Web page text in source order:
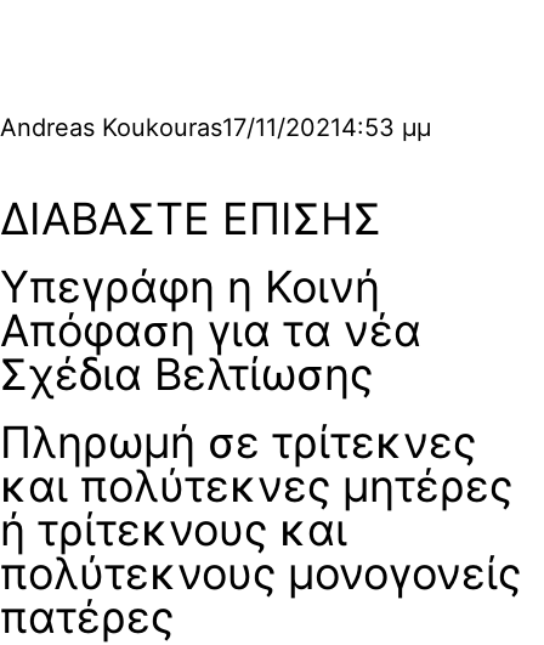
Andreas Koukouras17/11/20214:53 μμ
ΔΙΑΒΑΣΤΕ ΕΠΙΣΗΣ
Υπεγράφη η Κοινή
Απόφαση για τα νέα
Σχέδια Βελτίωσης
Πληρωμή σε τρίτεκνες
και πολύτεκνες μητέρες
ή τρίτεκνους και
πολύτεκνους μονογονείς
πατέρες